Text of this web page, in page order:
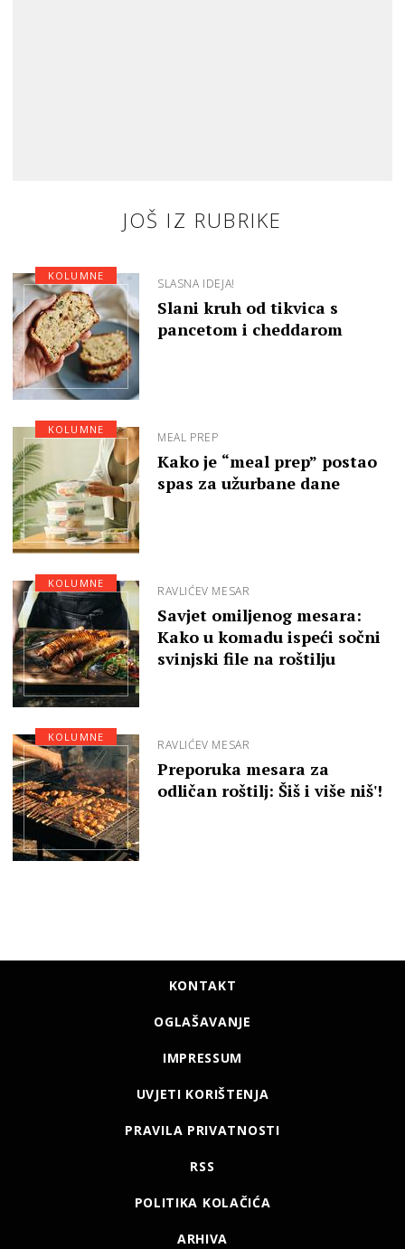
JOŠ IZ RUBRIKE
SLASNA IDEJA!
Slani kruh od tikvica s
pancetom i cheddarom
KOLUMNE
MEAL PREP
Kako je “meal prep” postao
spas za užurbane dane
KOLUMNE
RAVLIĆEV MESAR
Savjet omiljenog mesara:
Kako u komadu ispeći sočni
svinjski file na roštilju
KOLUMNE
RAVLIĆEV MESAR
Preporuka mesara za
odličan roštilj: Šiš i više niš'!
KOLUMNE
KONTAKT
OGLAŠAVANJE
IMPRESSUM
UVJETI KORIŠTENJA
PRAVILA PRIVATNOSTI
RSS
POLITIKA KOLAČIĆA
ARHIVA